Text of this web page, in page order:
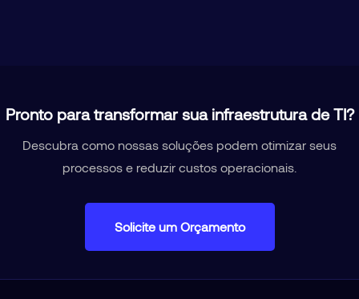
Pronto para transformar sua infraestrutura de TI?
Descubra como nossas soluções podem otimizar seus
processos e reduzir custos operacionais.
Solicite um Orçamento